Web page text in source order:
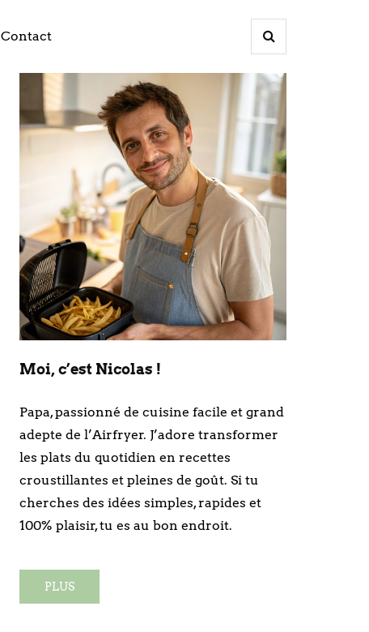
Contact
Moi, c’est Nicolas !
Papa, passionné de cuisine facile et grand
adepte de l’Airfryer. J’adore transformer
les plats du quotidien en recettes
croustillantes et pleines de goût. Si tu
cherches des idées simples, rapides et
100% plaisir, tu es au bon endroit.
PLUS